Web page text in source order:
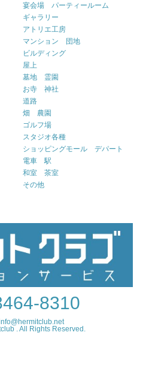
宴会場 パーティールーム
ギャラリー
アトリエ工房
マンション 団地
ビルディング
屋上
墓地 霊園
お寺 神社
道路
畑 農園
ゴルフ場
スタジオ各種
ショッピングモール デパート
電車 駅
和室 茶室
その他
8310
. All Rights Reserved.